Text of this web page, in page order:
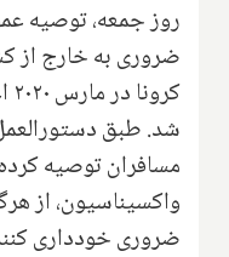
روز جمعه، توصیه
ضروری به خارج از
شد. طبق
مسافران توصیه
واکسیناسیون، از
ضروری خودداری